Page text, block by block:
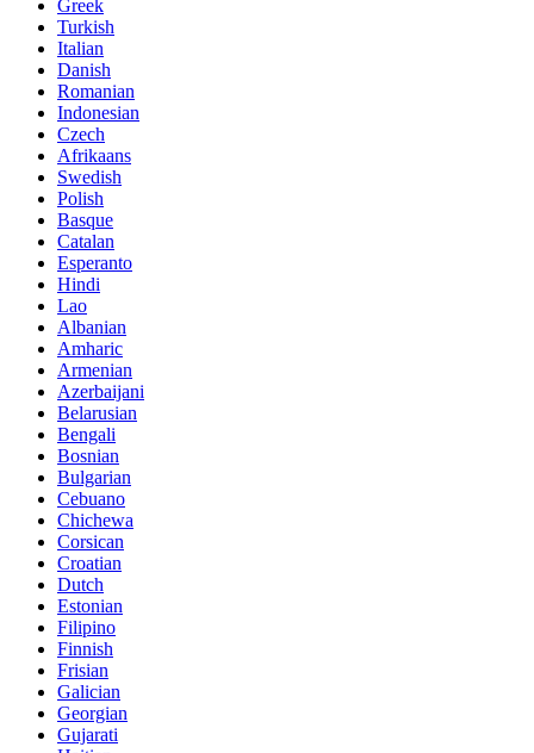
Greek
Turkish
Italian
Danish
Romanian
Indonesian
Czech
Afrikaans
Swedish
Polish
Basque
Catalan
Esperanto
Hindi
Lao
Albanian
Amharic
Armenian
Azerbaijani
Belarusian
Bengali
Bosnian
Bulgarian
Cebuano
Chichewa
Corsican
Croatian
Dutch
Estonian
Filipino
Finnish
Frisian
Galician
Georgian
Gujarati